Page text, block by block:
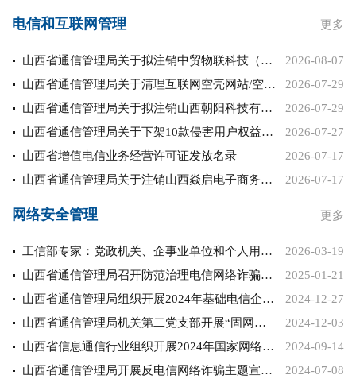
电信和互联网管理 更多
2026-08-07
山西省通信管理局关于拟注销中贸物联科技（山西）有限公司等2家...
2026-07-29
山西省通信管理局关于清理互联网空壳网站/空壳主体/空壳移动应...
2026-07-29
山西省通信管理局关于拟注销山西朝阳科技有限公司等17家企业增...
2026-07-27
山西省通信管理局关于下架10款侵害用户权益APP的通报
2026-07-17
山西省增值电信业务经营许可证发放名录
2026-07-17
山西省通信管理局关于注销山西焱启电子商务有限公司增值电信业务...
网络安全管理 更多
2026-03-19
工信部专家：党政机关、企事业单位和个人用户要审慎使用“龙虾”...
2025-01-21
山西省通信管理局召开防范治理电信网络诈骗工作座谈会
2024-12-27
山西省通信管理局组织开展2024年基础电信企业网络与信息安全...
2024-12-03
山西省通信管理局机关第二党支部开展“固网强基、夯实网络安全基...
2024-09-14
山西省信息通信行业组织开展2024年国家网络安全宣传周公益宣...
2024-07-08
山西省通信管理局开展反电信网络诈骗主题宣传活动